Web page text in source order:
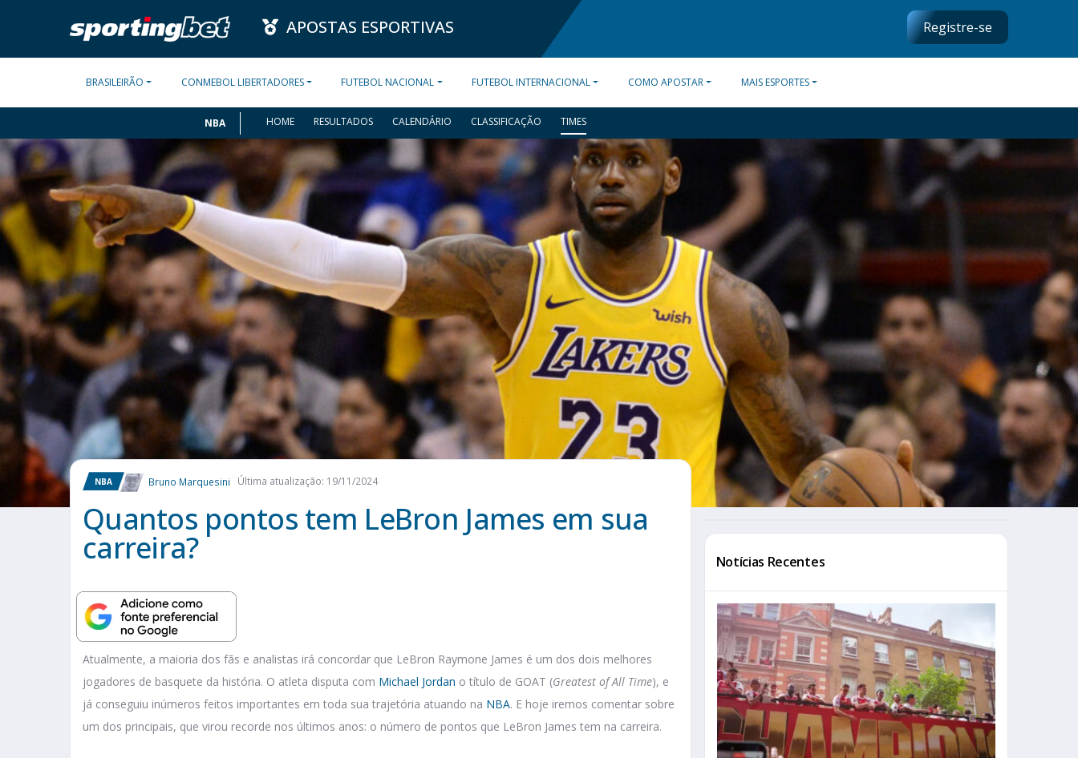
APOSTAS ESPORTIVAS Registre-se
BRASILEIRÃO CONMEBOL LIBERTADORES FUTEBOL NACIONAL FUTEBOL INTERNACIONAL COMO APOSTAR MAIS ESPORTES
NBA HOME RESULTADOS CALENDÁRIO CLASSIFICAÇÃO TIMES
NBA Bruno Marquesini Última atualização: 19/11/2024
Quantos pontos tem LeBron James em sua
carreira?
Atualmente, a maioria dos fãs e analistas irá concordar que LeBron Raymone James é um dos dois melhores
jogadores de basquete da história. O atleta disputa com Michael Jordan o título de GOAT (Greatest of All Time), e
já conseguiu inúmeros feitos importantes em toda sua trajetória atuando na NBA. E hoje iremos comentar sobre
um dos principais, que virou recorde nos últimos anos: o número de pontos que LeBron James tem na carreira.
Notícias Recentes